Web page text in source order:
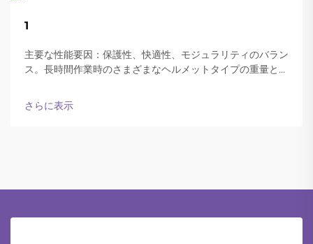
1
主要な性能要因：保護性、快適性、モジュラリティのバラン
ス。長時間作業時のさまざまなヘルメットタイプの重量と快
な保護性能の両立をうまく実現しています。
さらに表示